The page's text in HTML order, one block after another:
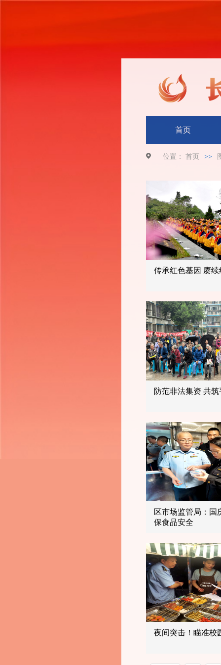
首页
位置： 首页 >>
传承红色
防范非法
区市场监管局：
保食品安全
夜间突击！瞄准校